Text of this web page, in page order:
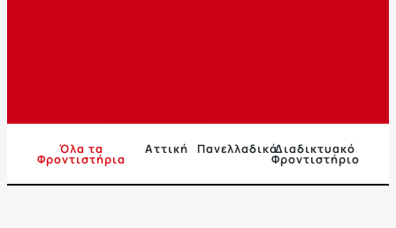
Όλα τα
Φροντιστήρια
Αττική ΠανελλαδικάΔιαδικτυακό
Φροντιστήριο